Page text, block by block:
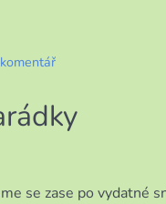
konec,
zbudou
se zase po vydatné